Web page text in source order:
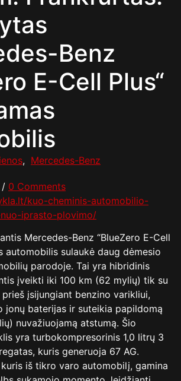
Benz
E-Cell Plus“
, Mercedes-Benz
/ 0 Comments
kuo-cheminis-automobilio-
iprasto-plovimo/
Mercedes-Benz “BlueZero E-Cell
automobilis sulaukė daug dėmesio
parodoje. Tai yra hibridinis
įveikti iki 100 km (62 mylių) tik su
įsijungiant benzino varikliui,
jonų baterijas ir suteikia papildomą
nuvažiuojamą atstumą. Šio
yra turbokompresorinis 1,0 litrų 3
kuris generuoja 67 AG.
iš tikro varo automobilį, gamina